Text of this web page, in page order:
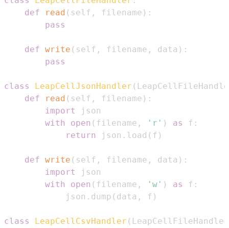
def
read ( self , filename ) :
pass
def write ( self , filename , data ) :
pass
class LeapCellJsonHandler (
def
read ( self , filename ) :
import
with
open ( filename , 'r' ) as f :
return
json . load ( f )
def write ( self , filename , data ) :
import
with
open ( filename , 'w' ) as f :
            json
. dump ( data , f )
class LeapCellCsvHandler ( LeapCellFileHandler